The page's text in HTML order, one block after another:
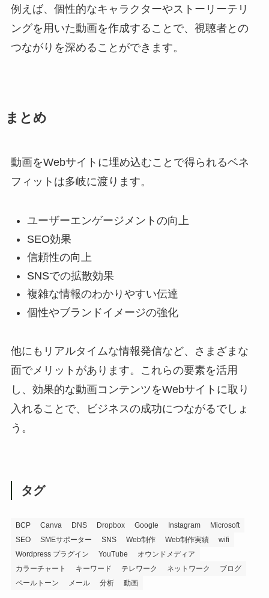
例えば、個性的なキャラクターやストーリーテリ
ングを用いた動画を作成することで、視聴者との
つながりを深めることができます。
まとめ
動画をWebサイトに埋め込むことで得られるベネ
フィットは多岐に渡ります。
ユーザーエンゲージメントの向上
SEO効果
信頼性の向上
SNSでの拡散効果
複雑な情報のわかりやすい伝達
個性やブランドイメージの強化
他にもリアルタイムな情報発信など、さまざまな
面でメリットがあります。これらの要素を活用
し、効果的な動画コンテンツをWebサイトに取り
入れることで、ビジネスの成功につながるでしょ
う。
タグ
BCP Canva DNS Dropbox Google Instagram
Microsoft
SEO
SMEサポーター SNS Web制作 Web制作実績
wifi
Wordpress プラグイン
YouTube
オウンドメディア
カラーチャート
キーワード テレワーク ネットワーク
ブログ
ペールトーン
メール 分析 動画